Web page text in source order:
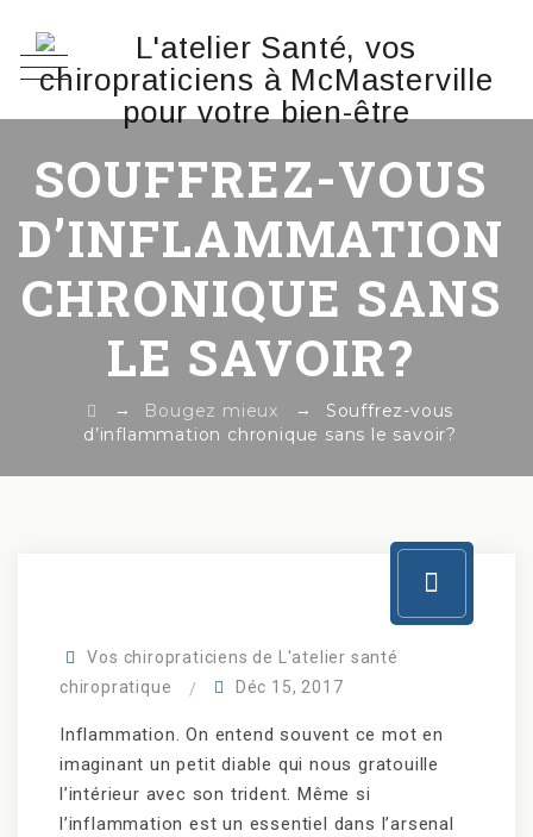
SOUFFREZ-VOUS
D’INFLAMMATION
CHRONIQUE SANS
LE SAVOIR?
→ Bougez mieux →
Souffrez-vous
d’inflammation chronique sans le savoir?
Vos chiropraticiens de L'atelier santé
chiropratique
Déc 15, 2017
Inflammation. On entend souvent ce mot en
imaginant un petit diable qui nous gratouille
l’intérieur avec son trident. Même si
l’inflammation est un essentiel dans l’arsenal